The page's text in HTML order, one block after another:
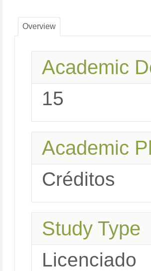
Overview
Academic
15
Academic
Créditos
Study Type
Licenciado